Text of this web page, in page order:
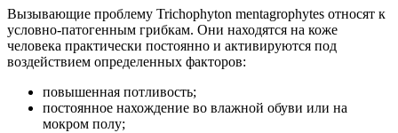
Вызывающие проблему Trichophyton mentagrophytes относят к
условно-патогенным грибкам. Они находятся на коже
человека практически постоянно и активируются под
воздействием определенных факторов:
повышенная потливость;
постоянное нахождение во влажной обуви или на
мокром полу;